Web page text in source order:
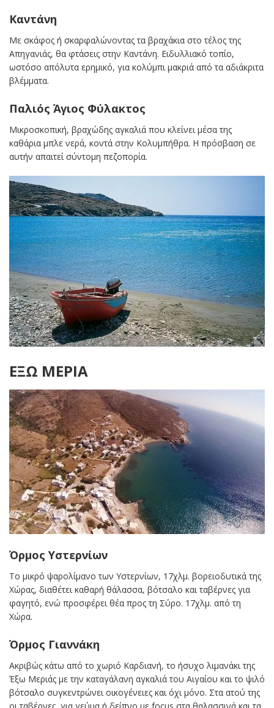
Καντάνη
Με σκάφος ή σκαρφαλώνοντας τα βραχάκια στο τέλος της
Απηγανιάς, θα φτάσεις στην Καντάνη. Ειδυλλιακό τοπίο,
ωστόσο απόλυτα ερημικό, για κολύμπι μακριά από τα αδιάκριτα
βλέμματα.
Παλιός Άγιος Φύλακτος
Μικροσκοπική, βραχώδης αγκαλιά που κλείνει μέσα της
καθάρια μπλε νερά, κοντά στην Κολυμπήθρα. Η πρόσβαση σε
αυτήν απαιτεί σύντομη πεζοπορία.
ΕΞΩ ΜΕΡΙΑ
Όρμος Υστερνίων
Το μικρό ψαρολίμανο των Υστερνίων, 17χλμ. βορειοδυτικά της
Χώρας, διαθέτει καθαρή θάλασσα, βότσαλο και ταβέρνες για
φαγητό, ενώ προσφέρει θέα προς τη Σύρο. 17χλμ. από τη
Χώρα.
Όρμος Γιαννάκη
Ακριβώς κάτω από το χωριό Καρδιανή, το ήσυχο λιμανάκι της
Έξω Μεριάς με την καταγάλανη αγκαλιά του Αιγαίου και το ψιλό
βότσαλο συγκεντρώνει οικογένειες και όχι μόνο. Στα ατού της